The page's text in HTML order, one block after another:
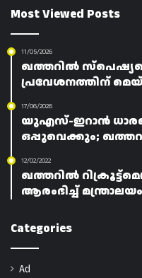
Most Viewed Posts
11/05/2026
ഖത്തറിൽ
പ്രവേശനത്തിന്
17/06/2026
യുഎസ്-ഇറാൻ
ഒപ്പുവെക്കും;
12/02/2022
ഖത്തറിൽ
ആരംഭിച്ച് മന്ത്രാലയം
Categories
Ad